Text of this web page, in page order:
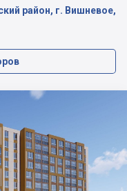
район, г. Вишневое,